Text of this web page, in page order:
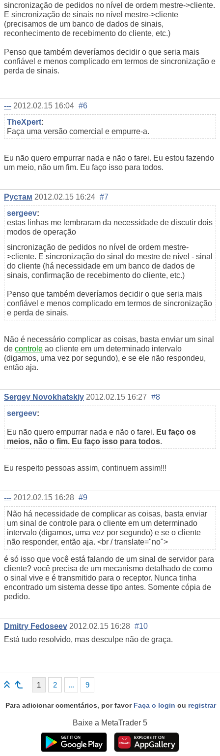
sincronização de pedidos no nível de ordem mestre->cliente.
E sincronização de sinais no nível mestre->cliente
(precisamos de um banco de dados de sinais,
reconhecimento de recebimento do cliente, etc.)
Penso que também deveríamos decidir o que seria mais
confiável e menos complicado em termos de sincronização e
perda de sinais.
--- 2012.02.15 16:04 #6
TheXpert:
Faça uma versão comercial e empurre-a.
Eu não quero empurrar nada e não o farei. Eu estou fazendo
um meio, não um fim. Eu faço isso para todos.
Рустам 2012.02.15 16:24 #7
sergeev:
estas linhas me lembraram da necessidade de discutir dois
modos de operação
sincronização de pedidos no nível de ordem mestre-
>cliente. E sincronização do sinal do mestre de nível - sinal
do cliente (há necessidade em um banco de dados de
sinais, confirmação de recebimento do cliente, etc.)
Penso que também deveríamos decidir o que seria mais
confiável e menos complicado em termos de sincronização
e perda de sinais.
Não é necessário complicar as coisas, basta enviar um sinal
de controle ao cliente em um determinado intervalo
(digamos, uma vez por segundo), e se ele não respondeu,
então aja.
Sergey Novokhatskiy 2012.02.15 16:27 #8
sergeev:
Eu não quero empurrar nada e não o farei. Eu faço os
meios, não o fim. Eu faço isso para todos.
Eu respeito pessoas assim, continuem assim!!!
--- 2012.02.15 16:28 #9
Não há necessidade de complicar as coisas, basta enviar
um sinal de controle para o cliente em um determinado
intervalo (digamos, uma vez por segundo) e se o cliente
não responder, então aja. <br / translate="no">
é só isso que você está falando de um sinal de servidor para
cliente? você precisa de um mecanismo detalhado de como
o sinal vive e é transmitido para o receptor. Nunca tinha
encontrado um sistema desse tipo antes. Somente cópia de
pedido.
Dmitry Fedoseev 2012.02.15 16:28 #10
Está tudo resolvido, mas desculpe não de graça.
1 2 ... 9
Para adicionar comentários, por favor Faça o login ou registrar
Baixe a MetaTrader 5